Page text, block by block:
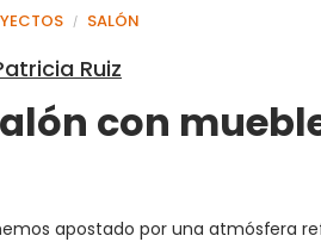
/ SALÓN
Ruiz
con
apostado por una atmósfera